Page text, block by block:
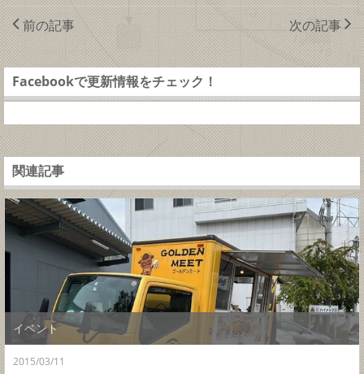
前の記事 次の記事
Facebookで更新情報をチェック！
関連記事
イベント
2015/03/11